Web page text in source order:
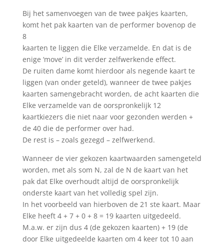
Bij het samenvoegen van de twee pakjes kaarten,
komt het pak kaarten van de performer bovenop de
8
kaarten te liggen die Elke verzamelde. En dat is de
enige ‘move’ in dit verder zelfwerkende effect.
De ruiten dame komt hierdoor als negende kaart te
liggen (van onder geteld), wanneer de twee pakjes
kaarten samengebracht worden, de acht kaarten die
Elke verzamelde van de oorspronkelijk 12
kaartkiezers die niet naar voor gezonden werden +
de 40 die de performer over had.
De rest is – zoals gezegd – zelfwerkend.
Wanneer de vier gekozen kaartwaarden samengeteld
worden, met als som N, zal de N de kaart van het
pak dat Elke overhoudt altijd de oorspronkelijk
onderste kaart van het volledig spel zijn.
In het voorbeeld van hierboven de 21 ste kaart. Maar
Elke heeft 4 + 7 + 0 + 8 = 19 kaarten uitgedeeld.
M.a.w. er zijn dus 4 (de gekozen kaarten) + 19 (de
door Elke uitgedeelde kaarten om 4 keer tot 10 aan